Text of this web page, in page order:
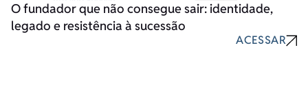
O fundador que não consegue sair: identidade,
legado e resistência à sucessão
ACESSAR